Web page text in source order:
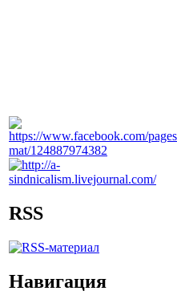
RSS
Навигация